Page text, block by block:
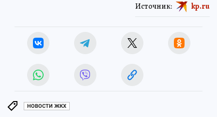
Источник: kp.ru
НОВОСТИ ЖКХ